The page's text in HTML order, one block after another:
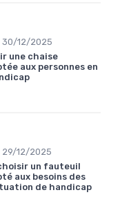
30/12/2025
une chaise
aux personnes en
29/12/2025
un fauteuil
aux besoins des
de handicap